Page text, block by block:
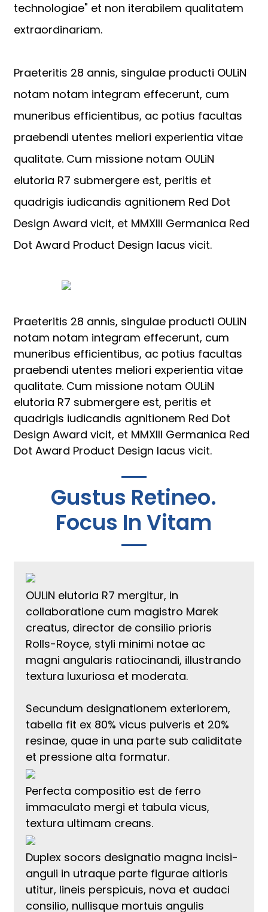
technologiae" et non iterabilem qualitatem
extraordinariam.
Praeteritis 28 annis, singulae producti OULiN
notam notam integram effecerunt, cum
muneribus efficientibus, ac potius facultas
praebendi utentes meliori experientia vitae
qualitate. Cum missione notam OULiN
elutoria R7 submergere est, peritis et
quadrigis iudicandis agnitionem Red Dot
Design Award vicit, et MMXIII Germanica Red
Dot Award Product Design lacus vicit.
Praeteritis 28 annis, singulae producti OULiN
notam notam integram effecerunt, cum
muneribus efficientibus, ac potius facultas
praebendi utentes meliori experientia vitae
qualitate. Cum missione notam OULiN
elutoria R7 submergere est, peritis et
quadrigis iudicandis agnitionem Red Dot
Design Award vicit, et MMXIII Germanica Red
Dot Award Product Design lacus vicit.
Gustus Retineo.
Focus In Vitam
OULiN elutoria R7 mergitur, in
collaboratione cum magistro Marek
creatus, director de consilio prioris
Rolls-Royce, styli minimi notae ac
magni angularis ratiocinandi, illustrando
textura luxuriosa et moderata.
Secundum designationem exteriorem,
tabella fit ex 80% vicus pulveris et 20%
resinae, quae in una parte sub caliditate
et pressione alta formatur.
Perfecta compositio est de ferro
immaculato mergi et tabula vicus,
textura ultimam creans.
Duplex socors designatio magna incisi-
anguli in utraque parte figurae altioris
utitur, lineis perspicuis, nova et audaci
consilio, nullisque mortuis angulis